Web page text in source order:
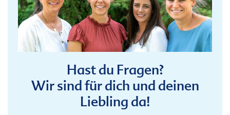
Hast du Fragen?
Wir sind für dich und deinen
Liebling da!